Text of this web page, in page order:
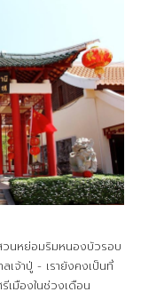
วนหย่อมริมหนองบัวรอบ
เจ้าปู่ - เรายังคงเป็นที่
เมืองในช่วงเดือน